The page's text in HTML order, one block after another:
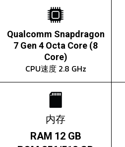
Qualcomm Snapdragon
7 Gen 4 Octa Core (8
Core)
CPU速度 2.8 GHz
内存
RAM 12 GB